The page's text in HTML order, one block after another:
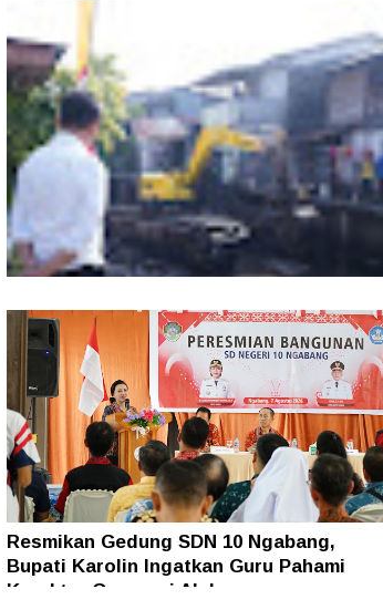
19 Kafilah Pontianak Melaju ke Final MTQ
Kalbar ke-34
Pemkot Pontianak Tata Parit Tokaya,
Sejumlah Jembatan akan Dibongkar
Resmikan Gedung SDN 10 Ngabang,
Bupati Karolin Ingatkan Guru Pahami
Karakter Generasi Alpha